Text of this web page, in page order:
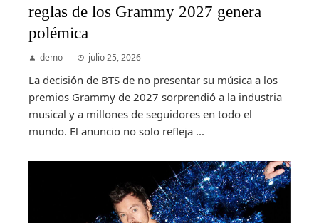
reglas de los Grammy 2027 genera
polémica
demo julio 25, 2026
La decisión de BTS de no presentar su música a los
premios Grammy de 2027 sorprendió a la industria
musical y a millones de seguidores en todo el
mundo. El anuncio no solo refleja ...